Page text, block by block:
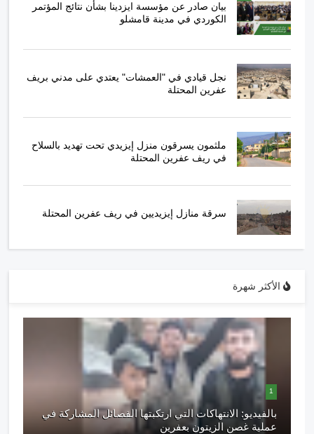
بيان صادر عن مؤسسة ايزدينا بشأن نتائج المؤتمر
الكوردي في مدينة قامشلو
نجل قيادي في "العمشات" يعتدي على مدني بريف
عفرين المحتلة
ملثمون يسرقون منزل إيزيدي تحت تهديد بالسلاح
في ريف عفرين المحتلة
سرقة منازل إيزيديين في ريف عفرين المحتلة
الأكثر شهرة
1
بالفيديو: الانتهاكات التي ارتكبتها الفصائل المشاركة في
عملية غصن الزيتون بعفرين